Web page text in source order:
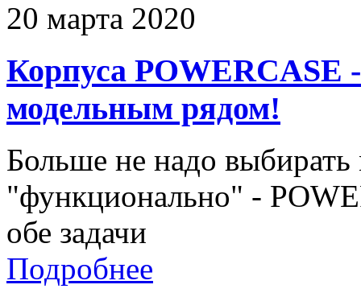
20 марта 2020
Корпуса POWERCASE
модельным рядом!
Больше не надо
"функционально" -
обе задачи
Подробнее